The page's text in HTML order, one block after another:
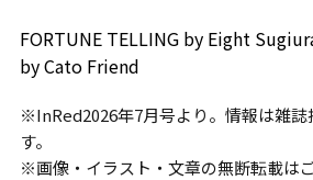
FORTUNE TELLING by Eight
by Cato Friend
※InRed2026年7月号より。情報は雑誌
す。
※画像・イラスト・文章の無断転載は